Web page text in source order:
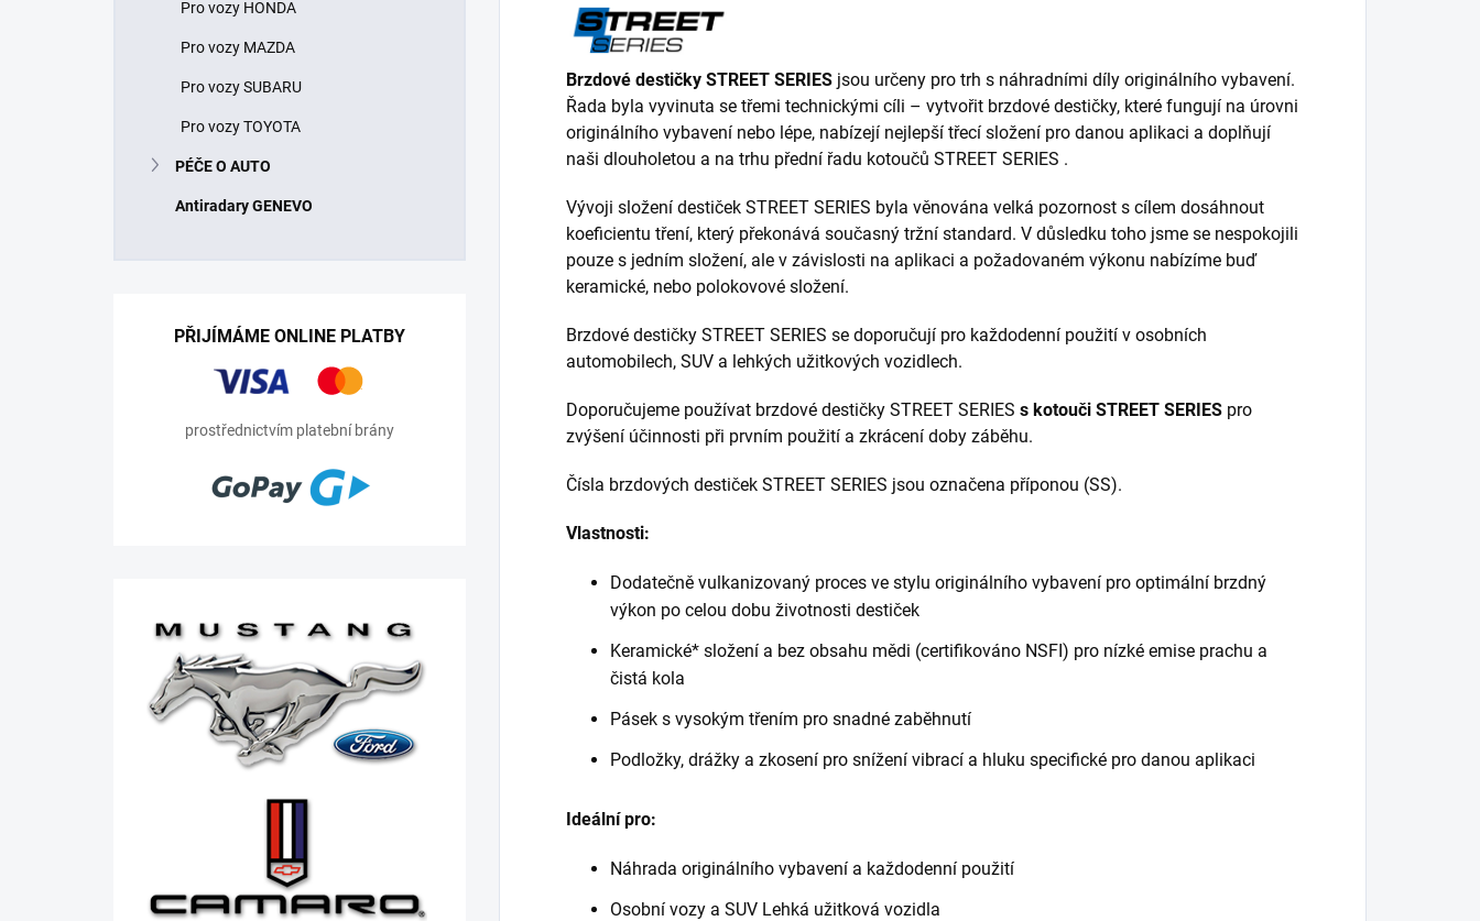
Pro vozy HONDA
Pro vozy MAZDA
Pro vozy SUBARU
Pro vozy TOYOTA
PÉČE O AUTO
Antiradary GENEVO
PŘIJÍMÁME ONLINE PLATBY
prostřednictvím platební brány
Brzdové destičky STREET SERIES jsou určeny pro trh s náhradními díly originálního vybavení.
Řada byla vyvinuta se třemi technickými cíli – vytvořit brzdové destičky, které fungují na úrovni
originálního vybavení nebo lépe, nabízejí nejlepší třecí složení pro danou aplikaci a doplňují
naši dlouholetou a na trhu přední řadu kotoučů STREET SERIES .
Vývoji složení destiček STREET SERIES byla věnována velká pozornost s cílem dosáhnout
koeficientu tření, který překonává současný tržní standard. V důsledku toho jsme se nespokojili
pouze s jedním složení, ale v závislosti na aplikaci a požadovaném výkonu nabízíme buď
keramické, nebo polokovové složení.
Brzdové destičky STREET SERIES se doporučují pro každodenní použití v osobních
automobilech, SUV a lehkých užitkových vozidlech.
Doporučujeme používat brzdové destičky STREET SERIES s kotouči STREET SERIES pro
zvýšení účinnosti při prvním použití a zkrácení doby záběhu.
Čísla brzdových destiček STREET SERIES jsou označena příponou (SS).
Vlastnosti:
Dodatečně vulkanizovaný proces ve stylu originálního vybavení pro optimální brzdný
výkon po celou dobu životnosti destiček
Keramické* složení a bez obsahu mědi (certifikováno NSFI) pro nízké emise prachu a
čistá kola
Pásek s vysokým třením pro snadné zaběhnutí
Podložky, drážky a zkosení pro snížení vibrací a hluku specifické pro danou aplikaci
Ideální pro:
Náhrada originálního vybavení a každodenní použití
Osobní vozy a SUV Lehká užitková vozidla